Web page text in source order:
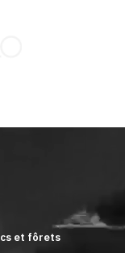
et fôrets